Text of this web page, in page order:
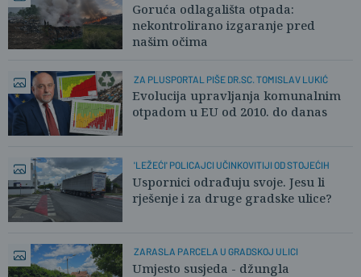
Goruća odlagališta otpada:
nekontrolirano izgaranje pred
našim očima
ZA PLUSPORTAL PIŠE DR.SC. TOMISLAV LUKIĆ
Evolucija upravljanja komunalnim
otpadom u EU od 2010. do danas
'LEŽEĆI' POLICAJCI UČINKOVITIJI OD STOJEĆIH
Uspornici odrađuju svoje. Jesu li
rješenje i za druge gradske ulice?
ZARASLA PARCELA U GRADSKOJ ULICI
Umjesto susjeda - džungla